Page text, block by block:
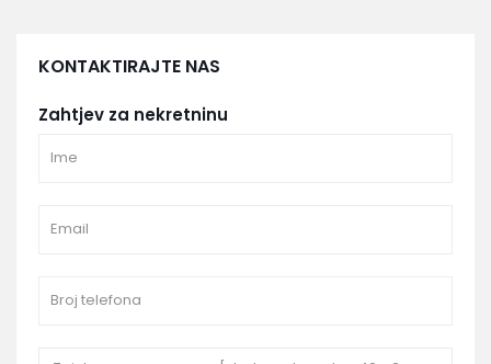
KONTAKTIRAJTE NAS
Zahtjev za nekretninu